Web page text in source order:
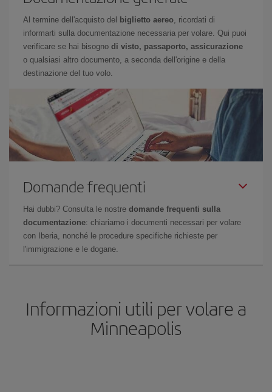
Al termine dell'acquisto del biglietto aereo, ricordati di
informarti sulla documentazione necessaria per volare. Qui puoi
verificare se hai bisogno di visto, passaporto, assicurazione
o qualsiasi altro documento, a seconda dell'origine e della
destinazione del tuo volo.
Domande frequenti
Hai dubbi? Consulta le nostre domande frequenti sulla
documentazione: chiariamo i documenti necessari per volare
con Iberia, nonché le procedure specifiche richieste per
l'immigrazione e le dogane.
Informazioni utili per volare a
Minneapolis